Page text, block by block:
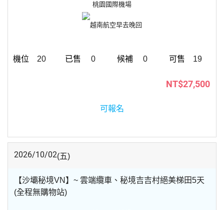
桃園國際機場
越南航空早去晚回
20 0 0 19
NT$27,500
可報名
2026/10/02(五)
【沙壩秘境VN】~ 雲端纜車、秘境吉吉村絕美梯田5天
(全程無購物站)